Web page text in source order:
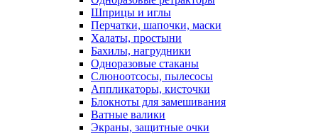
Шприцы и иглы
Перчатки, шапочки, маски
Халаты, простыни
Бахилы, нагрудники
Одноразовые стаканы
Слюноотсосы, пылесосы
Аппликаторы, кисточки
Блокноты для замешивания
Ватные валики
Экраны, защитные очки